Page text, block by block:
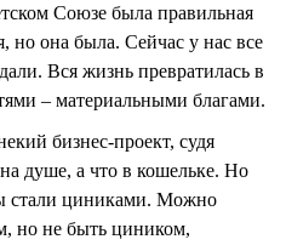
Союзе была правильная
но она была. Сейчас у нас все
Вся жизнь превратилась в
– материальными благами.
бизнес-проект, судя
душе, а что в кошельке. Но
стали циниками. Можно
но не быть циником,